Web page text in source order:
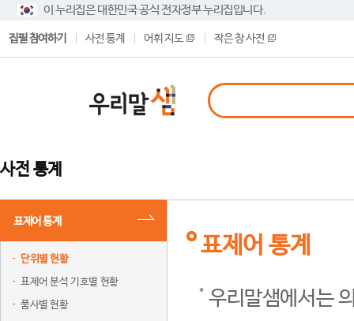
이 누리집은 대한민국 공식 전자정부 누리집입니다.
집필 참여하기 사전 통계 어휘 지도 작은 창 사전
사전 통계
표제어 통계
단위별 현황
표제어 분석 기호별 현황
품사별 현황
표제어 통계
우리말샘에서는